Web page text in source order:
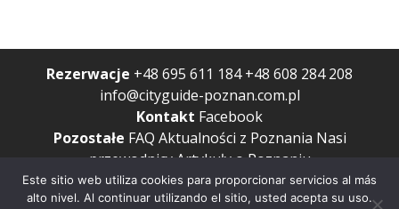
Rezerwacje +48 695 611 184 +48 608 284 208
info@cityguide-poznan.com.pl
Kontakt Facebook
Pozostałe FAQ Aktualności z Poznania Nasi
przewodnicy Artykuły o Poznaniu
Política de privacidad
Copyright © City Guide Przewodnicy Poznań 2022
Este sitio web utiliza cookies para proporcionar servicios al más
alto nivel. Al continuar utilizando el sitio, usted acepta su uso.